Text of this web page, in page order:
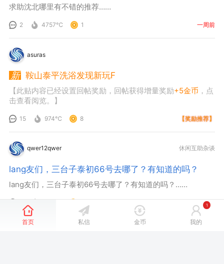
首页 私信 金币 我的
1
求助沈北哪里有不错的推荐……
2 4757℃ 1 一周前
asuras
鞍山泰平洗浴发现新玩F
【此贴内容已经设置回帖奖励，回帖获得增量奖励+5金币 ，点
击查看阅览。】
15 974℃ 8 【奖励推荐】
qwer12qwer 休闲互助杂谈
lang友们，三台子泰初66号去哪了？有知道的吗？
lang友们，三台子泰初66号去哪了？有知道的吗？……
5天前